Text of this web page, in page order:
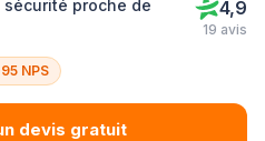
proche de
4,9
19 avis
NPS
devis gratuit